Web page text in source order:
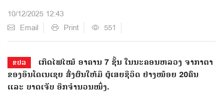
10/12/2025 12:43
Email
Print 551
ຂປລ
ເກີດໄຟໄໝ້ ອາຄານ 7 ຊັ້ນ ໃນນະຄອນຫລວງ ຈາກາຕາ
ຂອງອິນໂດເນເຊຍ ສົ່ງຜົນໃຫ້ມີ ຜູ້ເສຍຊີວິດ ຢ່າງໜ້ອຍ 20ຄົນ
ແລະ ບາດເຈັບ ອີກຈຳນວນໜຶ່ງ.